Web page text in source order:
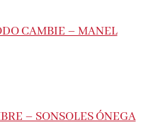
CAMBIE – MANEL
– SONSOLES ÓNEGA